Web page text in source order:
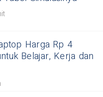
Harga Rp 4
Belajar, Kerja dan